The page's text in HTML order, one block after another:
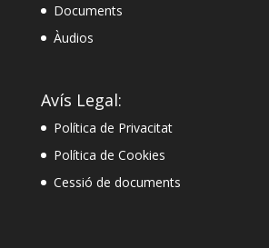
Documents
Àudios
Avís Legal:
Política de Privacitat
Política de Cookies
Cessió de documents